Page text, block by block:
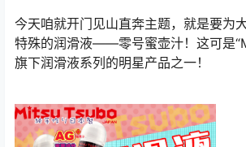
今天咱就开门见山直奔主题，就是要为
特殊的润滑液——零号蜜壶汁！这可是
旗下润滑液系列的明星产品之一！